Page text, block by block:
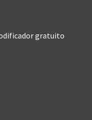
gratuito